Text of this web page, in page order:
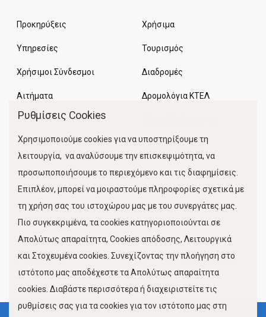
Προκηρύξεις
Υπηρεσίες
Χρήσιμοι Σύνδεσμοι
Αιτήματα
Χρήσιμα
Τουρισμός
Διαδρομές
Δρομολόγια ΚΤΕΛ
Κίνηση Λιμένος
FOLLOW US
Ρυθμίσεις Cookies
Χρησιμοποιούμε cookies για να υποστηρίξουμε τη
λειτουργία, να αναλύσουμε την επισκεψιμότητα, να
προσωποποιήσουμε το περιεχόμενο και τις διαφημίσεις.
Επιπλέον, μπορεί να μοιραστούμε πληροφορίες σχετικά με
τη χρήση σας του ιστοχώρου μας με του συνεργάτες μας.
Πιο συγκεκριμένα, τα cookies κατηγοριοποιούνται σε
Απολύτως απαραίτητα, Cookies απόδοσης, Λειτουργικά
και Στοχευμένα cookies. Συνεχίζοντας την πλοήγηση στο
ιστότοπο μας αποδέχεστε τα Απολύτως απαραίτητα
cookies. Διαβάστε περισσότερα ή διαχειριστείτε τις
ρυθμίσεις σας για τα cookies για τον ιστότοπο μας στη